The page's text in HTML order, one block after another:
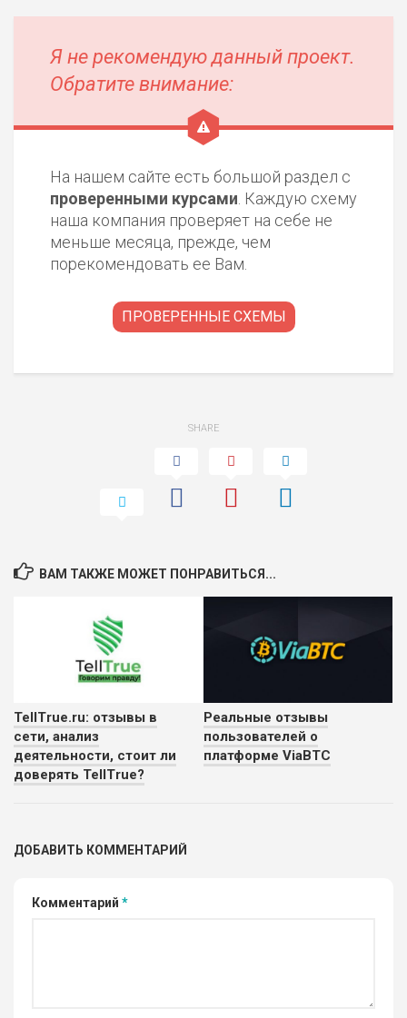
Я не рекомендую данный проект.
Обратите внимание:
На нашем сайте есть большой раздел с
проверенными курсами. Каждую схему
наша компания проверяет на себе не
меньше месяца, прежде, чем
порекомендовать ее Вам.
ПРОВЕРЕННЫЕ СХЕМЫ
SHARE
ВАМ ТАКЖЕ МОЖЕТ ПОНРАВИТЬСЯ...
TellTrue.ru: отзывы в
сети, анализ
деятельности, стоит ли
доверять TellTrue?
Реальные отзывы
пользователей о
платформе ViaBTC
ДОБАВИТЬ КОММЕНТАРИЙ
Комментарий *